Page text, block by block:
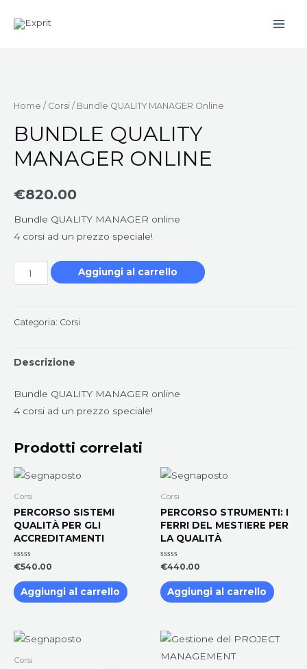
Home / Corsi / Bundle QUALITY MANAGER Online
BUNDLE QUALITY
MANAGER ONLINE
€820.00
Bundle QUALITY MANAGER online
4 corsi ad un prezzo speciale!
Bundle
QUALITY
Online
Aggiungi al carrello
Categoria: Corsi
Descrizione
Bundle QUALITY MANAGER online
4 corsi ad un prezzo speciale!
Prodotti correlati
Corsi
PERCORSO SISTEMI
QUALITÀ PER GLI
ACCREDITAMENTI
Valutato
su
5
€540.00
Aggiungi al carrello
Corsi
PERCORSO STRUMENTI: I
FERRI DEL MESTIERE PER
LA QUALITÀ
Valutato
su
5
€440.00
Aggiungi al carrello
Corsi